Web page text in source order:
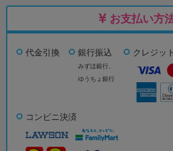
お支払い方
代金引換 銀行振込
みずほ銀行、
ゆうちょ銀行
クレジッ
コンビニ決済